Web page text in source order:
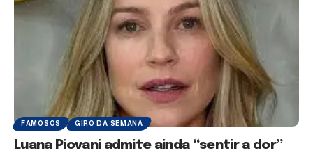
FAMOSOS GIRO DA SEMANA
Luana Piovani admite ainda “sentir a dor”